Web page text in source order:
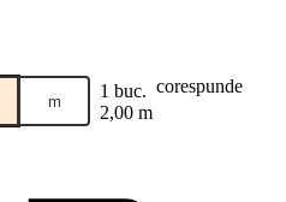
m 1 buc. corespunde
2,00 m